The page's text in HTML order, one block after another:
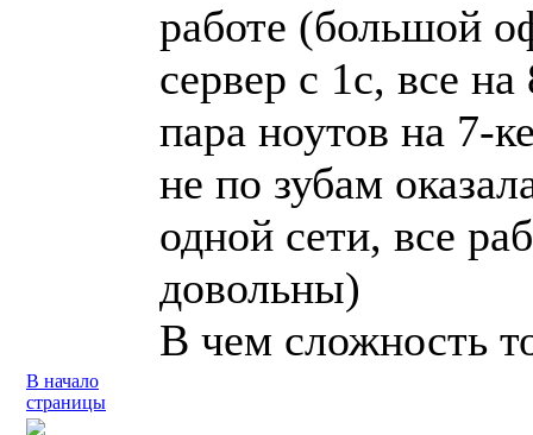
работе (большой
сервер с 1с, все
пара ноутов на 7-
не по зубам
одной сети, все
довольны)
В чем сложность
В начало
страницы